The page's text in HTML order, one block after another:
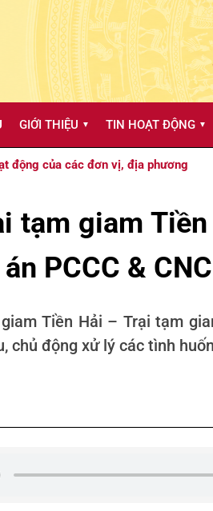
GIỚI THIỆU ▼ TIN HOẠT ĐỘNG ▼
động của các đơn vị, địa phương
tạm giam
PCCC &
Tiền Hải – Trại tạm
chủ động xử lý các tình